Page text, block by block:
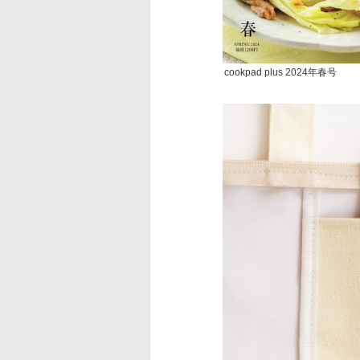
cookpad plus 2024年春号